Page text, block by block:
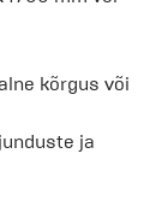
kõrgus või
ja